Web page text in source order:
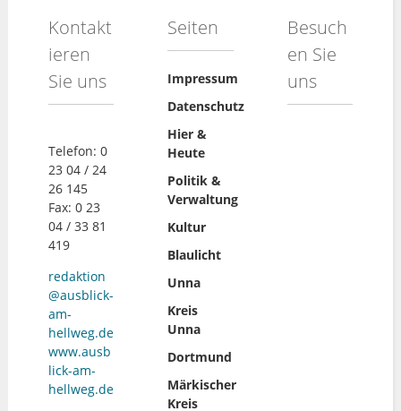
Kontakt
ieren
Sie uns
Telefon: 0
23 04 / 24
26 145
Fax: 0 23
04 / 33 81
419
redaktion
@ausblick-
am-
hellweg.de
www.ausb
lick-am-
hellweg.de
Seiten
Impressum
Datenschutz
Hier &
Heute
Politik &
Verwaltung
Kultur
Blaulicht
Unna
Kreis
Unna
Dortmund
Märkischer
Kreis
Besuch
en Sie
uns